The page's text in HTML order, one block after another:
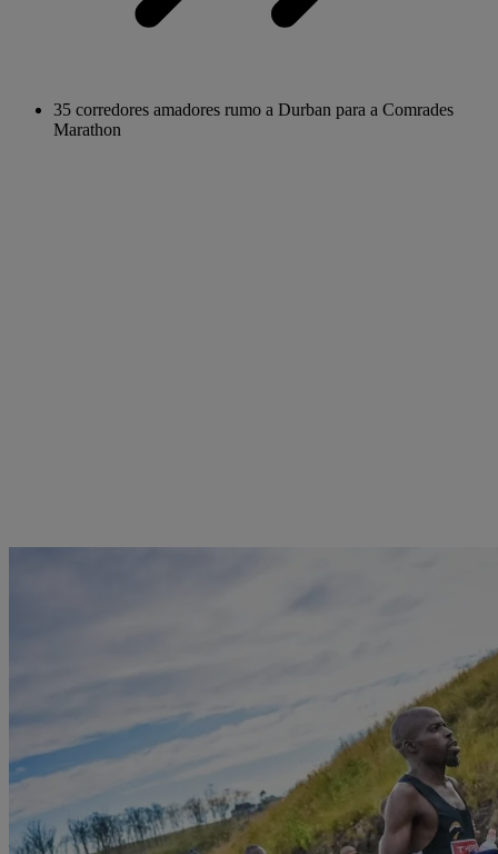
35 corredores amadores rumo a Durban para a Comrades
Marathon